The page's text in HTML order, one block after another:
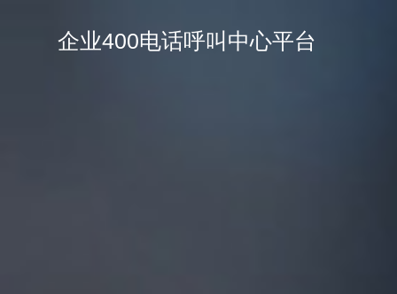
企业400电话呼叫中心平台